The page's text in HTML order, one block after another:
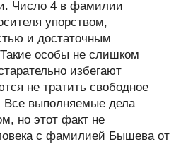
Число 4 в фамилии
упорством,
и достаточным
особы не слишком
избегают
не тратить свободное
Все выполняемые дела
но этот факт не
с фамилией Бышева от